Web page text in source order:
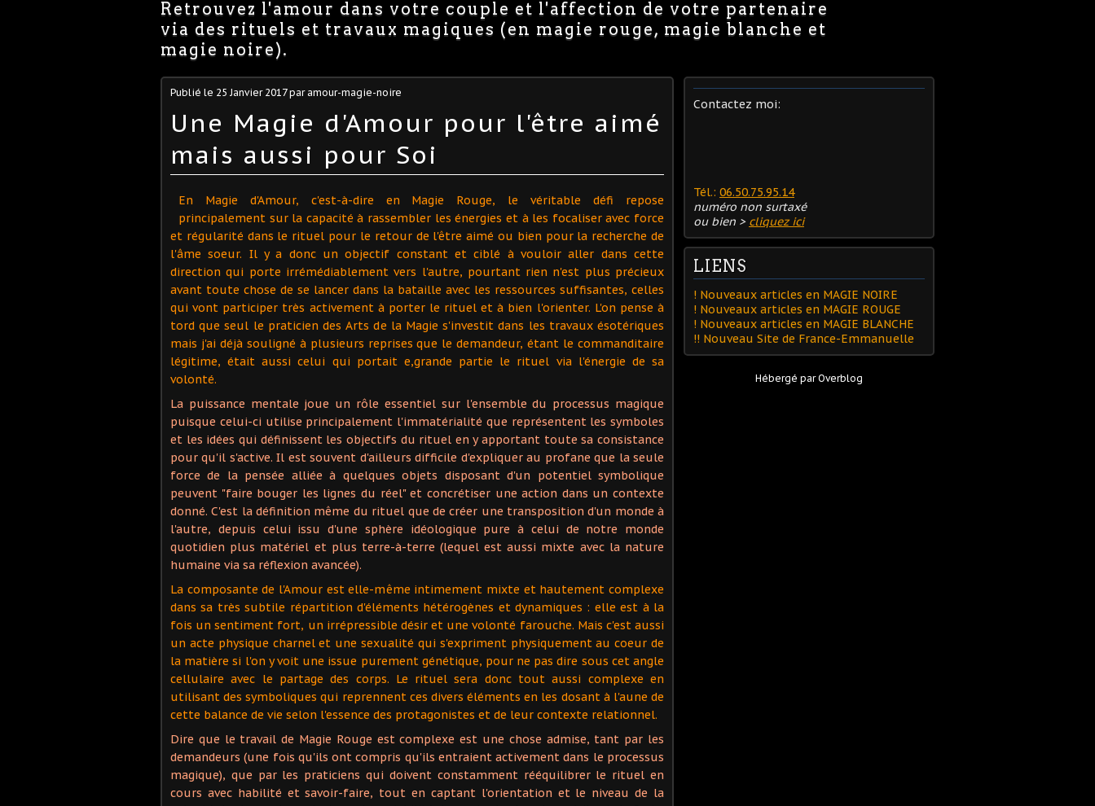
Retrouvez l'amour dans votre couple et l'affection de votre partenaire
via des rituels et travaux magiques (en magie rouge, magie blanche et
magie noire).
Publié le 25 Janvier 2017par amour-magie-noire
Une Magie d'Amour pour l'être aimé
mais aussi pour Soi
En Magie d'Amour, c'est-à-dire en Magie Rouge, le véritable défi repose
principalement sur la capacité à rassembler les énergies et à les focaliser avec force
et régularité dans le rituel pour le retour de l'être aimé ou bien pour la recherche de
l'âme soeur. Il y a donc un objectif constant et ciblé à vouloir aller dans cette
direction qui porte irrémédiablement vers l'autre, pourtant rien n'est plus précieux
avant toute chose de se lancer dans la bataille avec les ressources suffisantes, celles
qui vont participer très activement à porter le rituel et à bien l'orienter. L'on pense à
tord que seul le praticien des Arts de la Magie s'investit dans les travaux ésotériques
mais j'ai déjà souligné à plusieurs reprises que le demandeur, étant le commanditaire
légitime, était aussi celui qui portait e,grande partie le rituel via l'énergie de sa
volonté.
La puissance mentale joue un rôle essentiel sur l'ensemble du processus magique
puisque celui-ci utilise principalement l'immatérialité que représentent les symboles
et les idées qui définissent les objectifs du rituel en y apportant toute sa consistance
pour qu'il s'active. Il est souvent d'ailleurs difficile d'expliquer au profane que la seule
force de la pensée alliée à quelques objets disposant d'un potentiel symbolique
peuvent "faire bouger les lignes du réel" et concrétiser une action dans un contexte
donné. C'est la définition même du rituel que de créer une transposition d'un monde à
l'autre, depuis celui issu d'une sphère idéologique pure à celui de notre monde
quotidien plus matériel et plus terre-à-terre (lequel est aussi mixte avec la nature
humaine via sa réflexion avancée).
La composante de l'Amour est elle-même intimement mixte et hautement complexe
dans sa très subtile répartition d'éléments hétérogènes et dynamiques : elle est à la
fois un sentiment fort, un irrépressible désir et une volonté farouche. Mais c'est aussi
un acte physique charnel et une sexualité qui s'expriment physiquement au coeur de
la matière si l'on y voit une issue purement génétique, pour ne pas dire sous cet angle
cellulaire avec le partage des corps. Le rituel sera donc tout aussi complexe en
utilisant des symboliques qui reprennent ces divers éléments en les dosant à l'aune de
cette balance de vie selon l'essence des protagonistes et de leur contexte relationnel.
Dire que le travail de Magie Rouge est complexe est une chose admise, tant par les
demandeurs (une fois qu'ils ont compris qu'ils entraient activement dans le processus
magique), que par les praticiens qui doivent constamment rééquilibrer le rituel en
cours avec habilité et savoir-faire, tout en captant l'orientation et le niveau de la
Contactez moi:
Tél.: 06.50.75.95.14
numéro non surtaxé
ou bien > cliquez ici
LIENS
! Nouveaux articles en MAGIE NOIRE
! Nouveaux articles en MAGIE ROUGE
! Nouveaux articles en MAGIE BLANCHE
!! Nouveau Site de France-Emmanuelle
Hébergé parOverblog